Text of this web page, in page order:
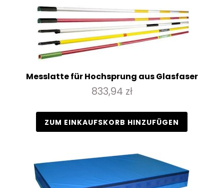
Messlatte für Hochsprung aus Glasfaser
833,94 zł
ZUM EINKAUFSKORB HINZUFÜGEN